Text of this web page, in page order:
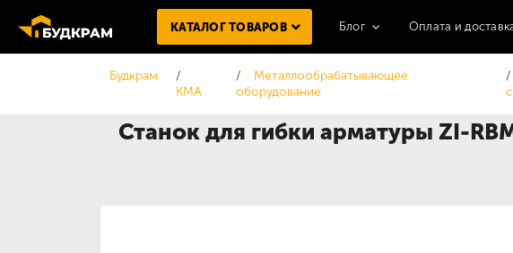
КАТАЛОГ ТОВАРОВ Блог Оплата и
Будкрам
KMA
Металлообрабатывающее
оборудование
Станок для гибки арматуры ZI-